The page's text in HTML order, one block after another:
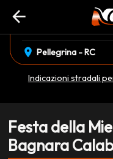
arrow_back
domenica 12 Luglio
location_on Pellegrina - RC
Indicazioni stradali
Festa della
Bagnara